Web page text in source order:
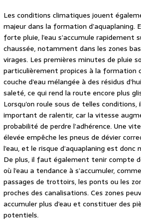
Les conditions climatiques jouent
majeur dans la formation d’aquaplaning.
forte pluie, l’eau s’accumule rapidement
chaussée, notamment dans les zones
virages. Les premières minutes de pluie
particulièrement propices à la formation
couche d’eau mélangée à des résidus
saleté, ce qui rend la route encore plus
Lorsqu’on roule sous de telles conditions,
important de ralentir, car la vitesse
probabilité de perdre l’adhérence. Une
élevée empêche les pneus de dévier
l’eau, et le risque d’aquaplaning est donc
De plus, il faut également tenir compte
où l’eau a tendance à s’accumuler,
passages de trottoirs, les ponts ou les
proches des canalisations. Ces zones
accumuler plus d’eau et constituer des
potentiels.